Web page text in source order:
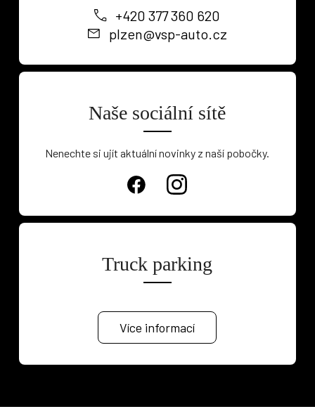
+420 377 360 620
plzen@vsp-auto.cz
Naše sociální sítě
Nenechte si ujít aktuální novinky z naší pobočky.
Truck parking
Více informací